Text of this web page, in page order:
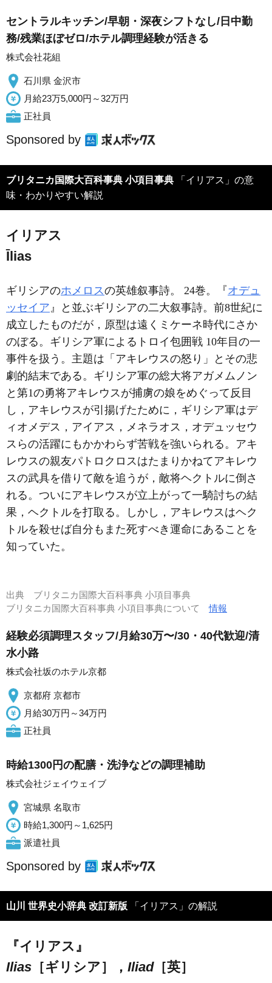
セントラルキッチン/早朝・深夜シフトなし/日中勤
務/残業ほぼゼロ/ホテル調理経験が活きる
株式会社花組
石川県 金沢市
月給23万5,000円～32万円
正社員
Sponsored by
ブリタニカ国際大百科事典 小項目事典 「イリアス」の意
味・わかりやすい解説
イリアス
Īlias
ギリシアのホメロスの英雄叙事詩。 24巻。『オデュ
ッセイア 』と並ぶギリシアの二大叙事詩。前8世紀に
成立したものだが，原型は遠くミケーネ時代にさか
のぼる。ギリシア軍によるトロイ包囲戦 10年目の一
事件を扱う。主題は「アキレウスの怒り」とその悲
劇的結末である。ギリシア軍の総大将アガメムノン
と第1の勇将アキレウスが捕虜の娘をめぐって反目
し，アキレウスが引揚げたために，ギリシア軍はデ
ィオメデス，アイアス，メネラオス，オデュッセウ
スらの活躍にもかかわらず苦戦を強いられる。アキ
レウスの親友パトロクロスはたまりかねてアキレウ
スの武具を借りて敵を追うが，敵将ヘクトルに倒さ
れる。ついにアキレウスが立上がって一騎討ちの結
果，ヘクトルを打取る。しかし，アキレウスはヘク
トルを殺せば自分もまた死すべき運命にあることを
知っていた。
出典 ブリタニカ国際大百科事典 小項目事典
ブリタニカ国際大百科事典 小項目事典について情報
経験必須調理スタッフ/月給30万〜/30・40代歓迎/清
水小路
株式会社坂のホテル京都
京都府 京都市
月給30万円～34万円
正社員
時給1300円の配膳・洗浄などの調理補助
株式会社ジェイウェイブ
宮城県 名取市
時給1,300円～1,625円
派遣社員
Sponsored by
山川 世界史小辞典 改訂新版 「イリアス」の解説
『イリアス』
Ilias ［ギリシア］， Iliad［英］